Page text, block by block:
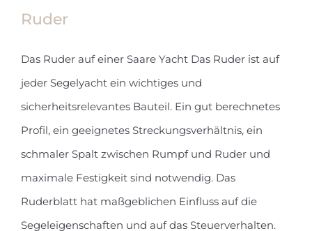
Ruder
Ruder
Das Ruder auf einer Saare Yacht Das Ruder ist auf
jeder Segelyacht ein wichtiges und
sicherheitsrelevantes Bauteil. Ein gut berechnetes
Profil, ein geeignetes Streckungsverhältnis, ein
schmaler Spalt zwischen Rumpf und Ruder und
maximale Festigkeit sind notwendig. Das
Ruderblatt hat maßgeblichen Einfluss auf die
Segeleigenschaften und auf das Steuerverhalten.